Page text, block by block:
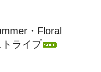
・Floral
ライプ